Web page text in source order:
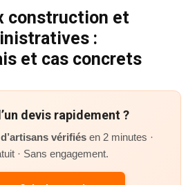
construction et
:
et cas concrets
devis rapidement ?
vérifiésen 2 minutes ·
· Sans engagement.